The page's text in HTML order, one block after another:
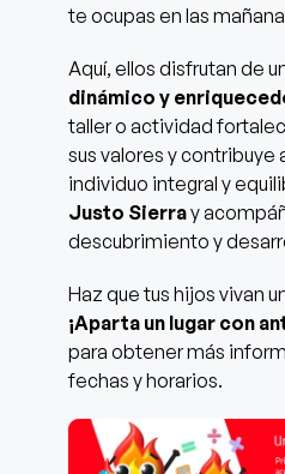
te ocupas en las
Aquí, ellos disfrutan de
dinámico y
taller o actividad
sus valores y contribuye
individuo integral y
Justo Sierray
descubrimiento y
Haz que tus hijos vivan
¡Aparta un lugar con
para obtener más
fechas y horarios.